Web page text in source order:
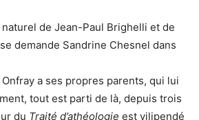
de Jean-Paul Brighelli et de
demande Sandrine Chesnel dans
a ses propres parents, qui lui
tout est parti de là, depuis trois
du Traité d’athéologie est vilipendé